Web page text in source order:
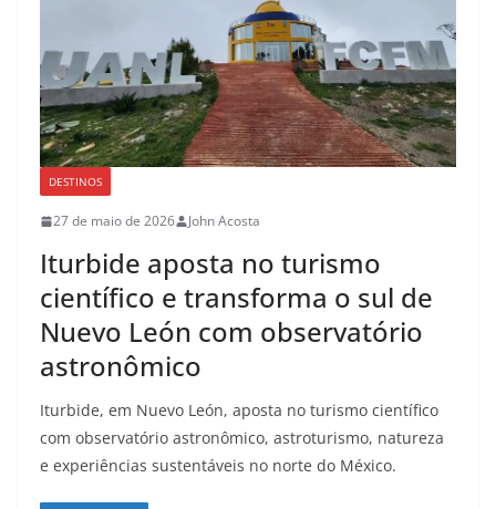
DESTINOS
27 de maio de 2026 John Acosta
Iturbide aposta no turismo
científico e transforma o sul de
Nuevo León com observatório
astronômico
Iturbide, em Nuevo León, aposta no turismo científico
com observatório astronômico, astroturismo, natureza
e experiências sustentáveis no norte do México.